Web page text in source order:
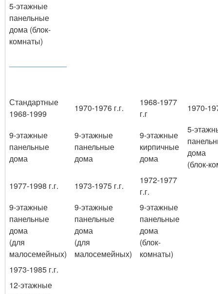
5-этажные
панельные
дома (блок-
комнаты)
Стандартные
1968-1999
1970-1976 г.г.
1968-1977
г.г
1970-
9-этажные
панельные
дома
9-этажные
панельные
дома
9-этажные
кирпичные
дома
5-
дома
(блок-
1977-1998 г.г.
1973-1975 г.г.
1972-1977
г.г.
9-этажные
панельные
дома
(для
малосемейных)
9-этажные
панельные
дома
(для
малосемейных)
9-этажные
панельные
дома
(блок-
комнаты)
1973-1985 г.г.
12-этажные